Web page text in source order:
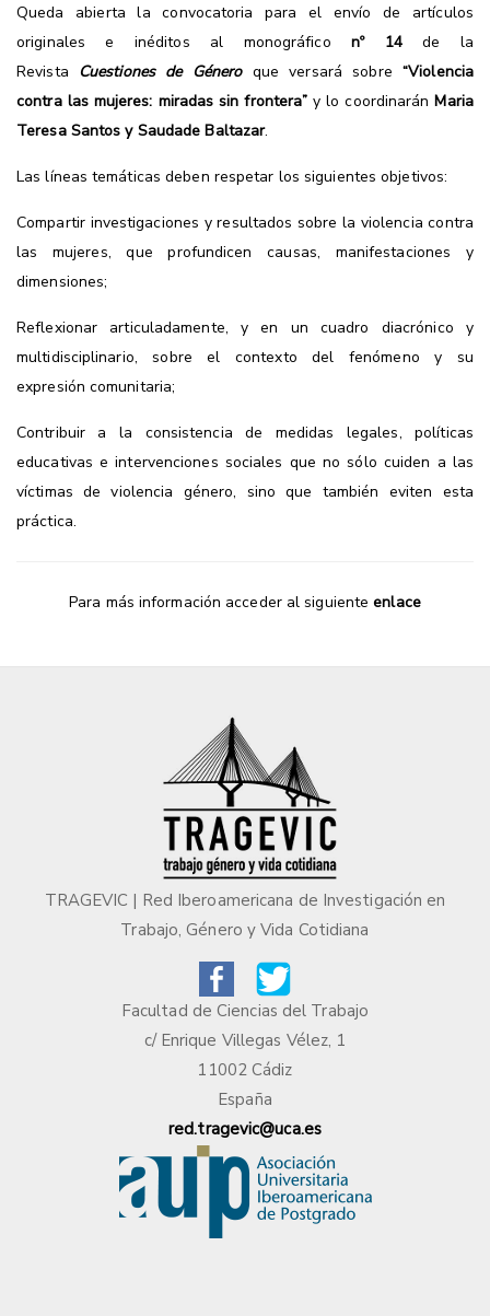
Queda abierta la convocatoria para el envío de artículos
originales e inéditos al monográficonº 14de la
Revista Cuestiones de Géneroque versará sobre “Violencia
contra las mujeres: miradas sin frontera” y lo coordinaránMaria
Teresa Santos y Saudade Baltazar.
Las líneas temáticas deben respetar los siguientes objetivos:
Compartir investigaciones y resultados sobre la violencia contra
las mujeres, que profundicen causas, manifestaciones y
dimensiones;
Reflexionar articuladamente, y en un cuadro diacrónico y
multidisciplinario, sobre el contexto del fenómeno y su
expresión comunitaria;
Contribuir a la consistencia de medidas legales, políticas
educativas e intervenciones sociales que no sólo cuiden a las
víctimas de violencia género, sino que también eviten esta
práctica.
Para más información acceder al siguienteenlace
TRAGEVIC | Red Iberoamericana de Investigación en
Trabajo, Género y Vida Cotidiana
Facultad de Ciencias del Trabajo
c/ Enrique Villegas Vélez, 1
11002 Cádiz
España
red.tragevic@uca.es